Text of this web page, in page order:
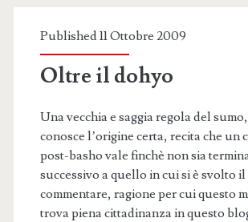
Published 11 Ottobre 2009
Oltre il dohyo
Una vecchia e saggia regola del
conosce l’origine certa, recita che un
post-basho vale finchè non sia
successivo a quello in cui si è svolto
commentare, ragione per cui questo
trova piena cittadinanza in questo